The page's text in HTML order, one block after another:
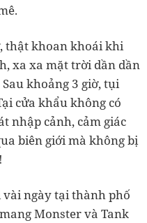
thật khoan khoái khi
xa xa mặt trời dần dần
khoảng 3 giờ, tụi
cửa khẩu không có
nhập cảnh, cảm giác
biên giới mà không bị
ngày tại thành phố
Monster và Tank